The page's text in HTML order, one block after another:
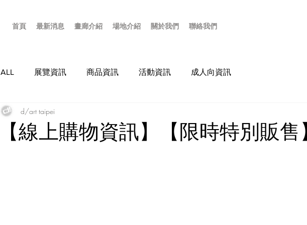
首頁 最新消息 畫廊介紹 場地介紹 關於我們 聯絡我們
ALL 展覽資訊 商品資訊 活動資訊 成人向資訊
【線上購物資訊】【限時特別販售
d/art taipei